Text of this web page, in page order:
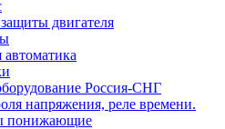
двигателя
Россия-СНГ
напряжения, реле времени.
понижающие